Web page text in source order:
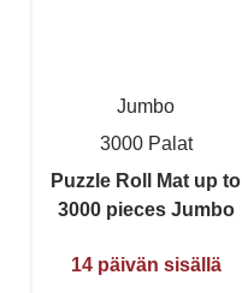
Jumbo
3000 Palat
Puzzle Roll Mat up to
3000 pieces Jumbo
14 päivän sisällä